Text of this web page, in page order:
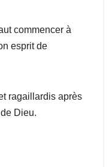
commencer à
esprit de
ragaillardis après
Dieu.